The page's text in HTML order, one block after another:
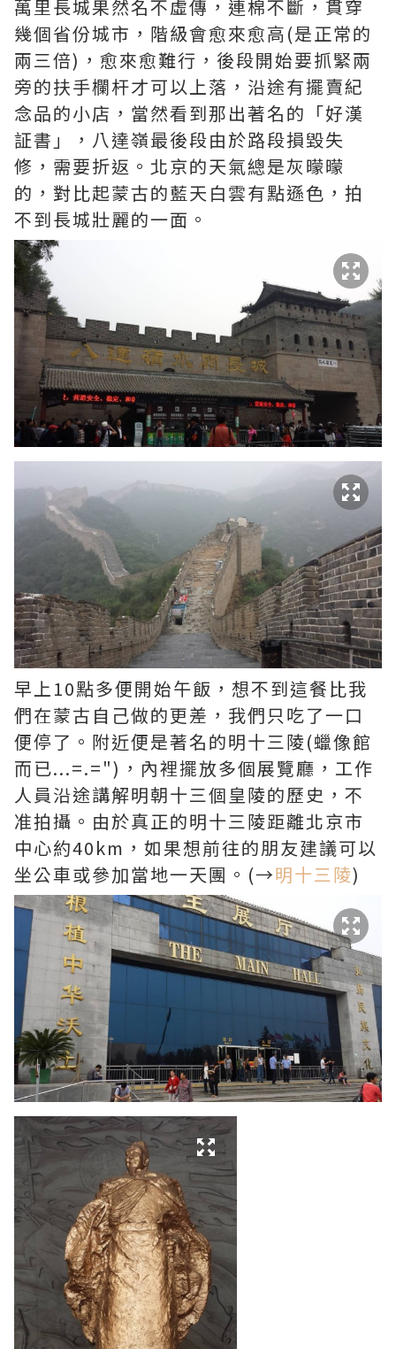
萬里長城果然名不虛傳，連棉不斷，貫穿
幾個省份城市，階級會愈來愈高(是正常的
兩三倍)，愈來愈難行，後段開始要抓緊兩
旁的扶手欄杆才可以上落，沿途有擺賣紀
念品的小店，當然看到那出著名的「好漢
証書」，八達嶺最後段由於路段損毀失
修，需要折返。北京的天氣總是灰曚曚
的，對比起蒙古的藍天白雲有點遜色，拍
不到長城壯麗的一面。
早上10點多便開始午飯，想不到這餐比我
們在蒙古自己做的更差，我們只吃了一口
便停了。附近便是著名的明十三陵(蠟像館
而已...=.=")，內裡擺放多個展覽廳，工作
人員沿途講解明朝十三個皇陵的歷史，不
准拍攝。由於真正的明十三陵距離北京市
中心約40km，如果想前往的朋友建議可以
坐公車或參加當地一天團。(→明十三陵)